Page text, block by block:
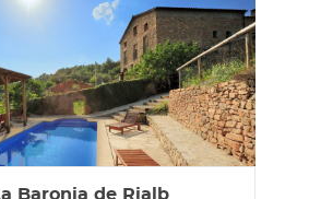
Baronia de Rialb